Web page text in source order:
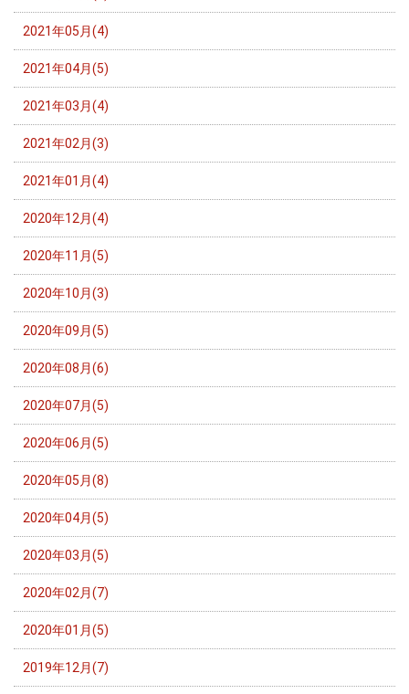
2021年05月(4)
2021年04月(5)
2021年03月(4)
2021年02月(3)
2021年01月(4)
2020年12月(4)
2020年11月(5)
2020年10月(3)
2020年09月(5)
2020年08月(6)
2020年07月(5)
2020年06月(5)
2020年05月(8)
2020年04月(5)
2020年03月(5)
2020年02月(7)
2020年01月(5)
2019年12月(7)